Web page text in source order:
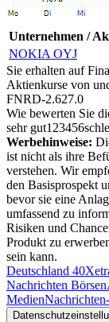
Unternehmen /
NOKIA OYJ
Sie erhalten auf
Aktienkurse von
FNRD-2.627.0
Wie bewerten Sie
sehr gut1 23456
Werbehinweise:
ist nicht als ihre
verstehen. Wir
den Basisprospekt
bevor sie eine
umfassend zu
Risiken und
Produkt zu
sein kann.
Deutschland 40
Nachrichten Börsen
Medien